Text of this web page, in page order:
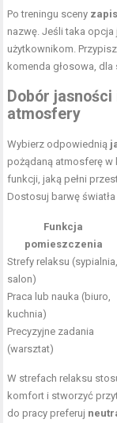
Po treningu sceny
nazwę. Jeśli taka
użytkownikom.
komenda głosowa, dla
Dobór
atmosfery
Wybierz odpowiednią
pożądaną atmosferę
funkcji, jaką pełni
Dostosuj barwę
Funkcja
pomieszczenia
Strefy relaksu (sypialnia,
salon)
Praca lub nauka (biuro,
kuchnia)
Precyzyjne zadania
(warsztat)
W strefach relaksu
komfort i stworzyć
do pracy preferuj